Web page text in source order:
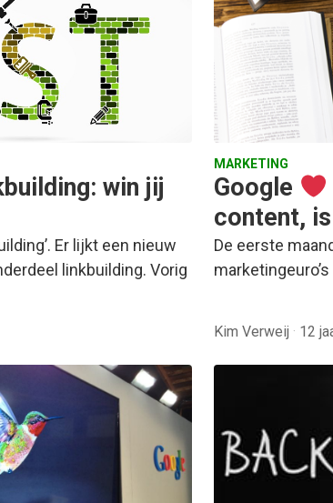
win jij
Er lijkt een nieuw
linkbuilding. Vorig
MARKETING
Google
content,
De eerste
Kim Verweij · 12